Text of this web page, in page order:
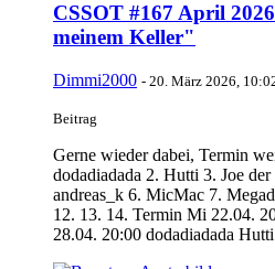
CSSOT #167 April
meinem Keller"
Dimmi2000 - 20. März 2026,
Beitrag
Gerne wieder dabei, Termin
dodadiadada 2. Hutti 3. Joe
andreas_k 6. MicMac 7.
12. 13. 14. Termin Mi 22.04.
28.04. 20:00 dodadiadada